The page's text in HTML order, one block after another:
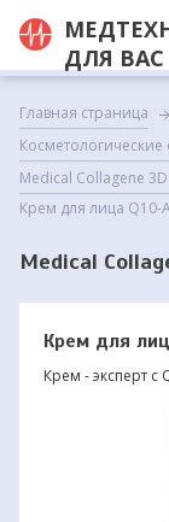
ДЛЯ ВАС
Главная страница
Косметологические
Medical Collagene
Крем для лица Q10-
Medical
Крем для
Крем - эксперт